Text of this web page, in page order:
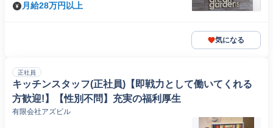
月給28万円以上
気になる
正社員
キッチンスタッフ(正社員)【即戦力として働いてくれる
方歓迎!】【性別不問】充実の福利厚生
有限会社アズビル